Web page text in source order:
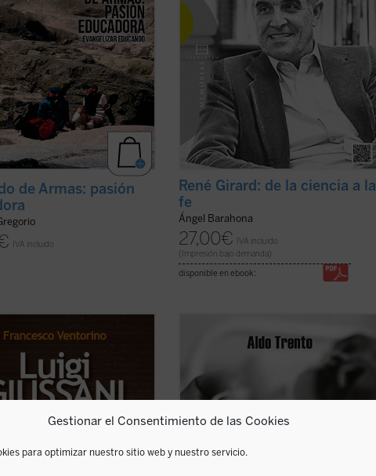
Gestionar el Consentimiento de las Cookies
para optimizar nuestro sitio web y nuestro servicio.
de Armas: pasión
IVA incluido
René Girard: de la ciencia a la
fe
Ángel Barahona
27,00€
IVA incluido
(Impresión bajo demanda)
disponible en ebook:
era para Luigi Giussani,
del movimiento eclesial
y Liberación, la virtud
y camino a la verdad. Era para
un padre y un maestro que sabía
a enseñar, siempre ...(ver
«Privilegiados debemos considerarnos
quienes conocemos al padre Aldo, un
hombre enamorado de Cristo. [...] El
padre Aldo recoge a niños y ancianos de
la calle, enfermos terminales, enfermos
cobijo, comida y ... (ver ficha)